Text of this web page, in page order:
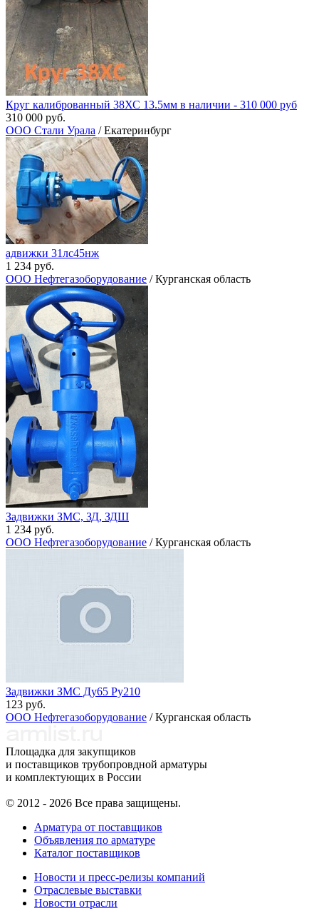
Круг калиброванный 38ХС 13.5мм в наличии - 310 000 руб
310 000 руб.
ООО Стали Урала / Екатеринбург
адвижки 31лс45нж
1 234 руб.
ООО Нефтегазоборудование / Курганская область
Задвижки ЗМС, ЗД, ЗДШ
1 234 руб.
ООО Нефтегазоборудование / Курганская область
Задвижки ЗМС Ду65 Ру210
123 руб.
ООО Нефтегазоборудование / Курганская область
Площадка для закупщиков
и поставщиков трубопровдной арматуры
и комплектующих в России
© 2012 - 2026 Все права защищены.
Арматура от поставщиков
Объявления по арматуре
Каталог поставщиков
Новости и пресс-релизы компаний
Отраслевые выставки
Новости отрасли